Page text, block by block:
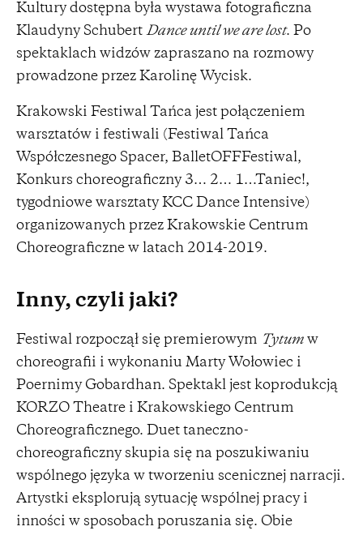
Kultury dostępna była wystawa fotograficzna
Klaudyny Schubert Dance until we are lost. Po
spektaklach widzów zapraszano na rozmowy
prowadzone przez Karolinę Wycisk.
Krakowski Festiwal Tańca jest połączeniem
warsztatów i festiwali (Festiwal Tańca
Współczesnego Spacer, BalletOFFFestiwal,
Konkurs choreograficzny 3… 2… 1…Taniec!,
tygodniowe warsztaty KCC Dance Intensive)
organizowanych przez Krakowskie Centrum
Choreograficzne w latach 2014-2019.
Inny, czyli jaki?
Festiwal rozpoczął się premierowym Tytum w
choreografii i wykonaniu Marty Wołowiec i
Poernimy Gobardhan. Spektakl jest koprodukcją
KORZO Theatre i Krakowskiego Centrum
Choreograficznego. Duet taneczno-
choreograficzny skupia się na poszukiwaniu
wspólnego języka w tworzeniu scenicznej narracji.
Artystki eksplorują sytuację wspólnej pracy i
inności w sposobach poruszania się. Obie